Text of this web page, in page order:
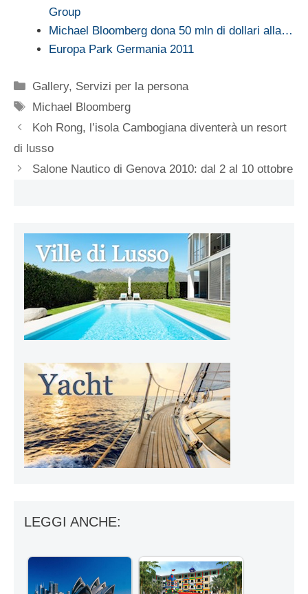
Group
Michael Bloomberg dona 50 mln di dollari alla…
Europa Park Germania 2011
Categorie
Gallery, Servizi per la persona
Tag
Michael Bloomberg
Koh Rong, l’isola Cambogiana diventerà un resort
di lusso
Salone Nautico di Genova 2010: dal 2 al 10 ottobre
LEGGI ANCHE: